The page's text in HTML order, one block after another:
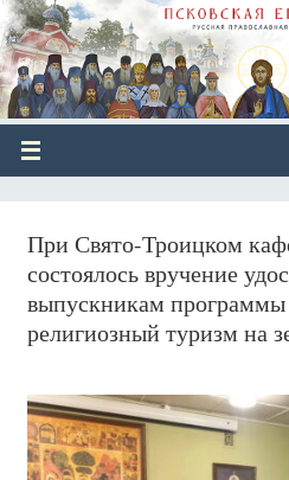
При Свято-Троицком
состоялось вручение
выпускникам
религиозный туризм на